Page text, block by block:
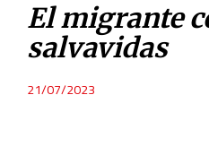
El migrante
salvavidas
21/07/2023